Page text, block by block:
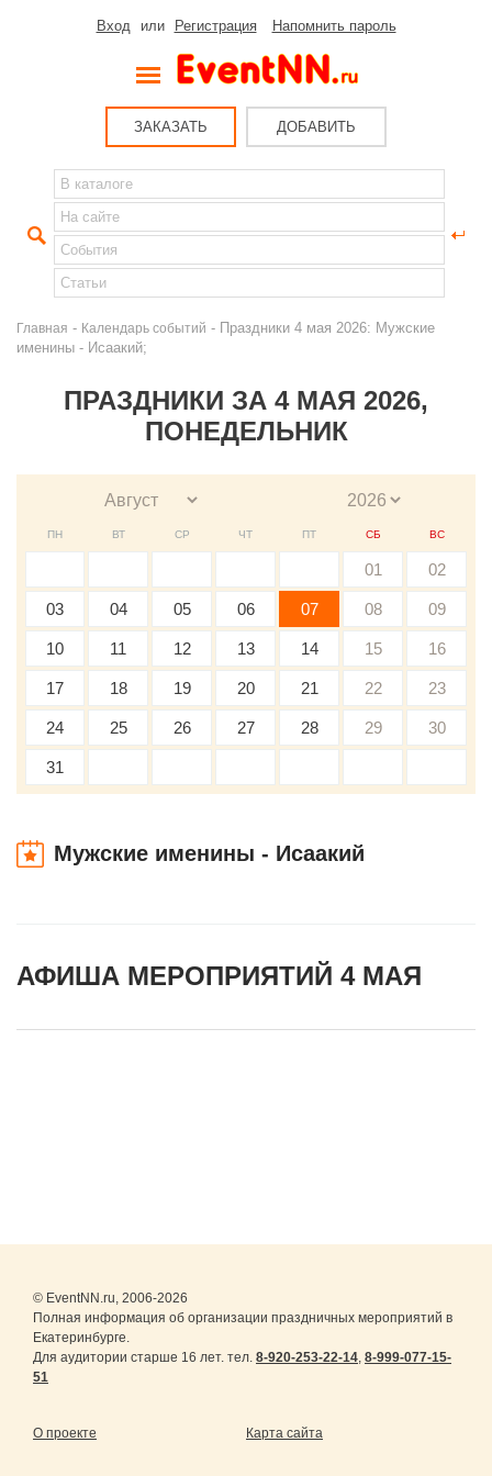
Вход или Регистрация Напомнить пароль
ЗАКАЗАТЬ ДОБАВИТЬ
Главная - Календарь событий - Праздники 4 мая 2026: Мужские
именины - Исаакий;
ПРАЗДНИКИ ЗА 4 МАЯ 2026,
ПОНЕДЕЛЬНИК
ПН ВТ СР ЧТ ПТ СБ ВС
01 02
03 04 05 06 07 08 09
10 11 12 13 14 15 16
17 18 19 20 21 22 23
24 25 26 27 28 29 30
31
Мужские именины - Исаакий
АФИША МЕРОПРИЯТИЙ 4 МАЯ
© EventNN.ru, 2006-2026
Полная информация об организации праздничных мероприятий в
Екатеринбурге.
Для аудитории старше 16 лет. тел. 8-920-253-22-14, 8-999-077-15-
51
О проекте Карта сайта